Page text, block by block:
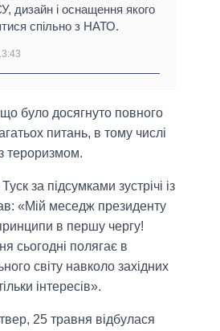
дизайн і оснащення якого
спільно з НАТО.
було досягнуто повного
питань, в тому числі
тероризмом.
за підсумками зустрічі із
«Мій меседж президенту
в першу чергу!
сьогодні полягає в
світу навколо західних
інтересів».
25 травня відбулася